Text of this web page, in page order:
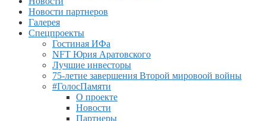
Новости партнеров
Галерея
Спецпроекты
Гостиная ИФа
NFT Юрия Аратовского
Лучшие инвесторы
75-летие завершения Второй мировоой войны
#ГолосПамяти
О проекте
Новости
Партнеры